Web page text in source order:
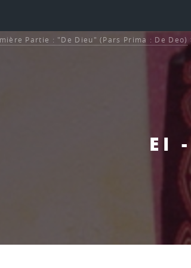
EI
Partie : "De Dieu" (Pars Prima : De Deo)